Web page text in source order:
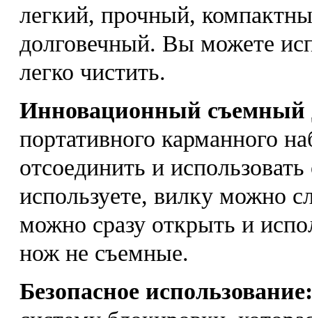
легкий, прочный,
долговечный. Вы можете
легко чистить.
Инновационный съемный
портативного карманного
отсоединить и
используете, вилку можно
можно сразу открыть и
нож не съемные.
Безопасное использование: